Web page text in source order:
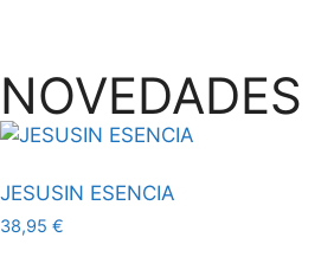
NOVEDADES
JESUSIN ESENCIA
38,95 €